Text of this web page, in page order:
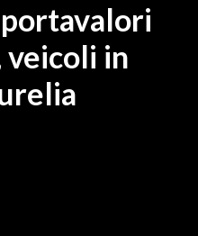
veicoli in